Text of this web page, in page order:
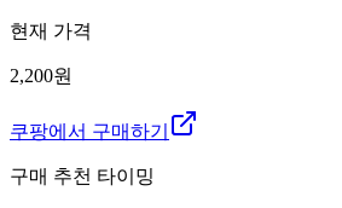
현재 가격
2,200원
쿠팡에서 구매하기
구매 추천 타이밍